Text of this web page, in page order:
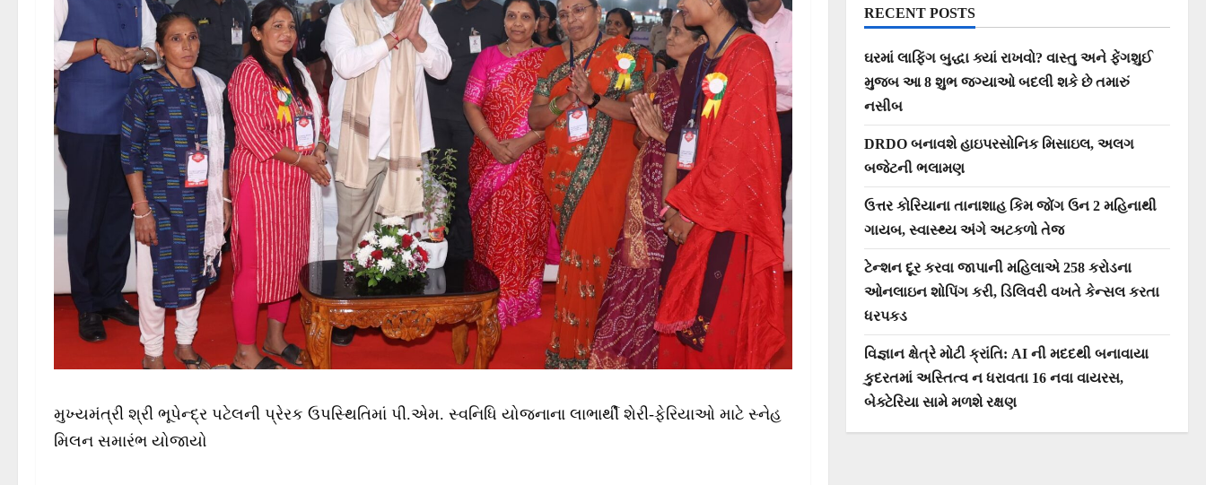
મુખ્યમંત્રી શ્રી ભૂપેન્દ્ર પટેલની પ્રેરક ઉપસ્થિતિમાં પી.એમ. સ્વનિધિ યોજનાના લાભાર્થી શેરી-ફેરિયાઓ માટે સ્નેહ
મિલન સમારંભ યોજાયો
RECENT POSTS
ઘરમાં લાફિંગ બુદ્ધા ક્યાં રાખવો? વાસ્તુ અને ફેંગશુઈ
મુજબ આ 8 શુભ જગ્યાઓ બદલી શકે છે તમારું
નસીબ
DRDO બનાવશે હાઇપરસોનિક મિસાઇલ, અલગ
બજેટની ભલામણ
ઉત્તર કોરિયાના તાનાશાહ કિમ જોંગ ઉન 2 મહિનાથી
ગાયબ, સ્વાસ્થ્ય અંગે અટકળો તેજ
ટેન્શન દૂર કરવા જાપાની મહિલાએ 258 કરોડના
ઓનલાઇન શોપિંગ કરી, ડિલિવરી વખતે કેન્સલ કરતા
ધરપકડ
વિજ્ઞાન ક્ષેત્રે મોટી ક્રાંતિ: AI ની મદદથી બનાવાયા
કુદરતમાં અસ્તિત્વ ન ધરાવતા 16 નવા વાયરસ,
બેક્ટેરિયા સામે મળશે રક્ષણ